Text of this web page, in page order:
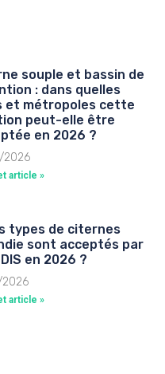
souple et bassin de
: dans quelles
et métropoles cette
peut-elle être
en 2026 ?
2026
article »
types de citernes
sont acceptés par
en 2026 ?
2026
article »